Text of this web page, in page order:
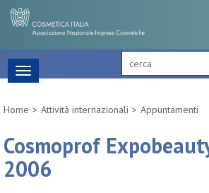
Toggle
navigation
Home
Attività internazionali Appuntamenti
Cosmoprof
2006